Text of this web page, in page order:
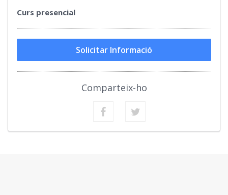
Curs presencial
Solicitar Informació
Comparteix-ho